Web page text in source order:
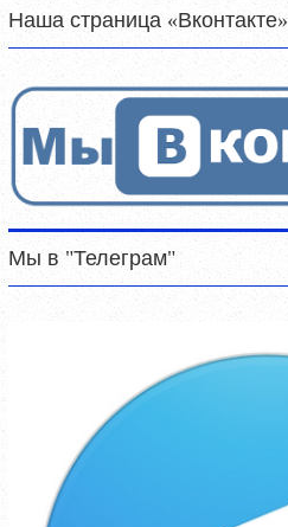
Наша страница «Вконтакте»
Мы в "Телеграм"